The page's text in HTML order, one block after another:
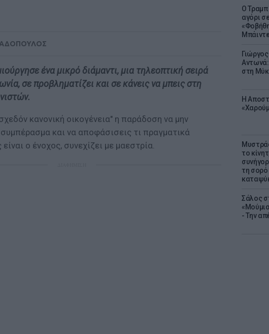
Ο Τραμπ
αγόρι
Αντωνά:
στη
Η
το
τη
Σάλος
- Την
ένα μικρό διάμαντι, μια τηλεοπτική σειρά
σε προβληματίζει και σε κάνεις να μπεις στη
κανονική οικογένεια" η παράδοση να μην
και να αποφάσισεις τι πραγματικά
ο ένοχος, συνεχίζει με μαεστρία.